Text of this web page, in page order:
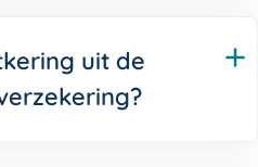
uit de